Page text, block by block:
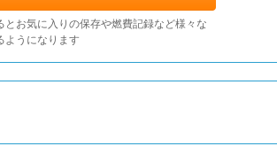
とお気に入りの保存や燃費記録など様々な
ようになります